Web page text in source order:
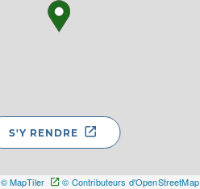
© MapTiler © Contributeurs d'OpenStreetMap
S'Y RENDRE